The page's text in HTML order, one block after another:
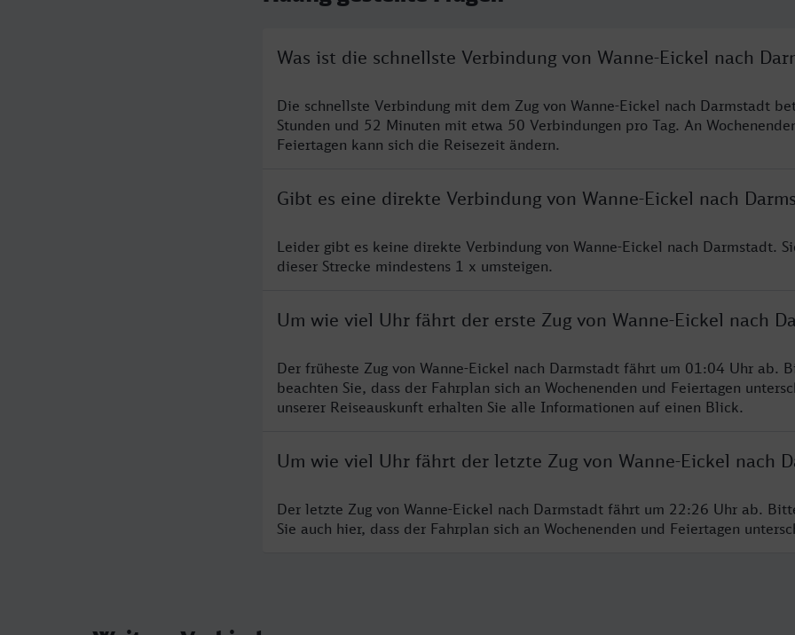
Was ist die schnellste Verbindung von Wanne-Eickel nach
Die schnellste Verbindung mit dem Zug von Wanne-Eickel nach Darmstadt
Stunden und 52 Minuten mit etwa 50 Verbindungen pro Tag. An
Feiertagen kann sich die Reisezeit ändern.
Gibt es eine direkte Verbindung von Wanne-Eickel nach
Leider gibt es keine direkte Verbindung von Wanne-Eickel nach Darmstadt.
dieser Strecke mindestens 1 x umsteigen.
Um wie viel Uhr fährt der erste Zug von Wanne-Eickel nach
Der früheste Zug von Wanne-Eickel nach Darmstadt fährt um 01:04 Uhr ab.
beachten Sie, dass der Fahrplan sich an Wochenenden und Feiertagen
unserer Reiseauskunft erhalten Sie alle Informationen auf einen Blick.
Um wie viel Uhr fährt der letzte Zug von Wanne-Eickel nach
Der letzte Zug von Wanne-Eickel nach Darmstadt fährt um 22:26 Uhr ab.
Sie auch hier, dass der Fahrplan sich an Wochenenden und Feiertagen